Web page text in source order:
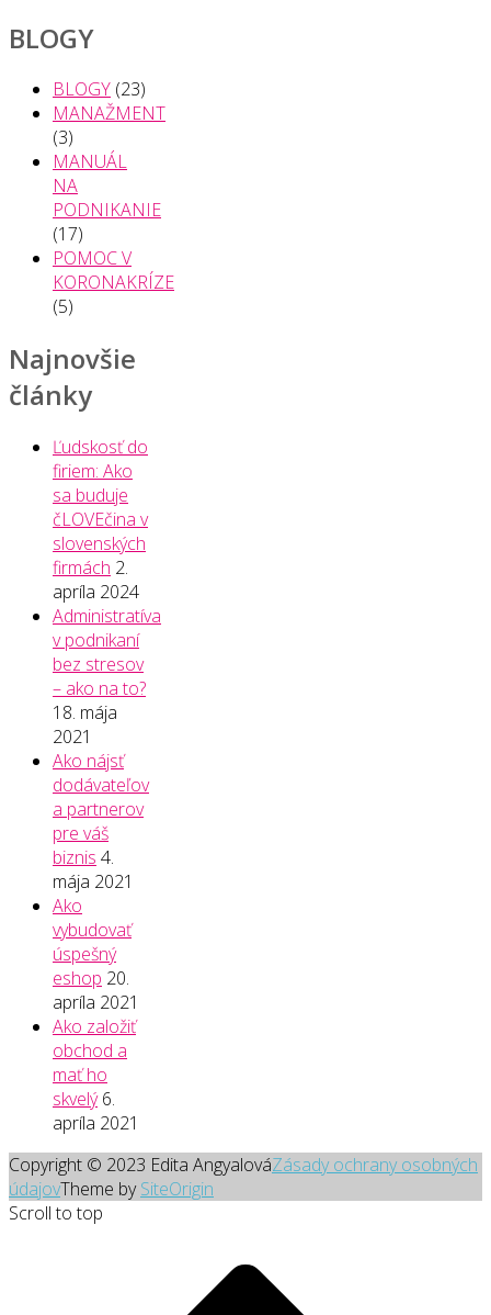
BLOGY
BLOGY (23)
MANAŽMENT
(3)
MANUÁL
NA
PODNIKANIE
(17)
POMOC V
KORONAKRÍZE
(5)
Najnovšie
články
Ľudskosť do
firiem: Ako
sa buduje
čLOVEčina v
slovenských
firmách 2.
apríla 2024
Administratíva
v podnikaní
bez stresov
– ako na to?
18. mája
2021
Ako nájsť
dodávateľov
a partnerov
pre váš
biznis 4.
mája 2021
Ako
vybudovať
úspešný
eshop 20.
apríla 2021
Ako založiť
obchod a
mať ho
skvelý 6.
apríla 2021
Copyright © 2023 Edita AngyalováZásady ochrany osobných
údajovTheme bySiteOrigin
Scroll to top